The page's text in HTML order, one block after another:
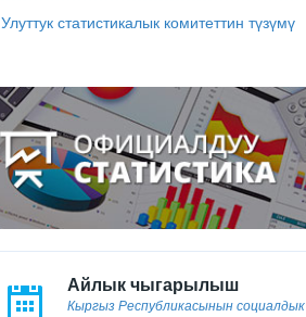
Улуттук статистикалык комитеттин түзүмү
Айлык чыгарылыш
Кыргыз Республикасынын социалдык